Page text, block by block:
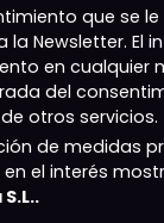
que se le
la Newsletter. El
en cualquier
del
otros servicios.
de medidas
el interés